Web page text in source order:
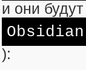
и они
Obsidian
):